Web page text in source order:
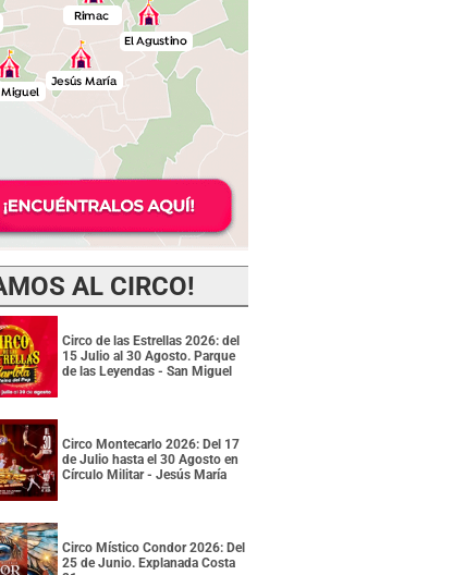
AL CIRCO!
Circo de las Estrellas 2026: del
15 Julio al 30 Agosto. Parque
de las Leyendas - San Miguel
Circo Montecarlo 2026: Del 17
de Julio hasta el 30 Agosto en
Círculo Militar - Jesús María
Circo Místico Condor 2026: Del
25 de Junio. Explanada Costa